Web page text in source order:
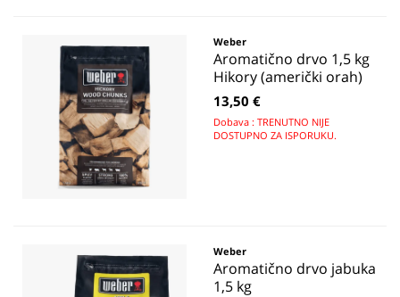
Weber
Aromatično drvo 1,5 kg
Hikory (američki orah)
13,50 €
Dobava : TRENUTNO NIJE
DOSTUPNO ZA ISPORUKU.
Weber
Aromatično drvo jabuka
1,5 kg